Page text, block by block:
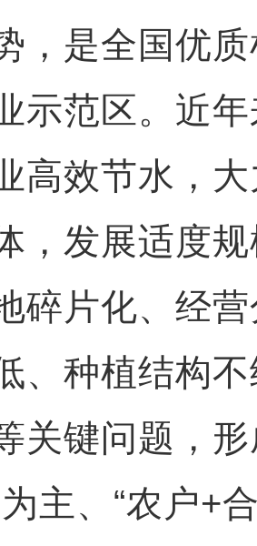
，是全国优
示范区。近
高效节水，
，发展适度
碎片化、经
、种植结构
关键问题，
主、“农户+
“阿克苏是个好地方·四季